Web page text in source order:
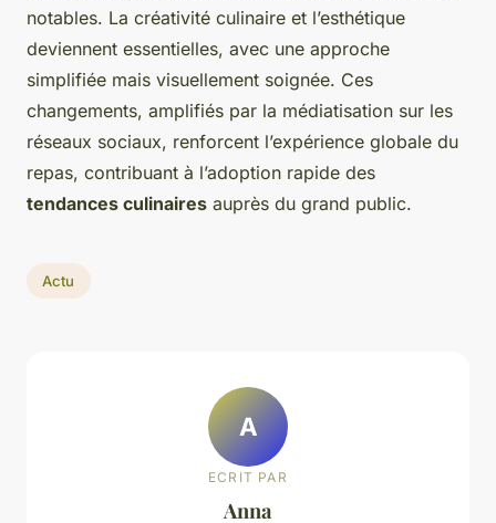
notables. La créativité culinaire et l’esthétique
deviennent essentielles, avec une approche
simplifiée mais visuellement soignée. Ces
changements, amplifiés par la médiatisation sur les
réseaux sociaux, renforcent l’expérience globale du
repas, contribuant à l’adoption rapide des
tendances culinaires auprès du grand public.
Actu
A
ECRIT PAR
Anna